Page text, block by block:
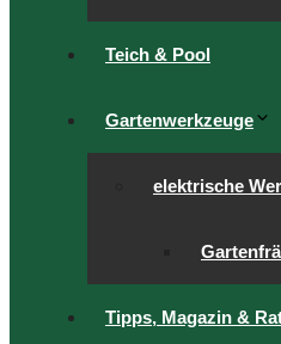
Teich & Pool
Gartenwerkzeuge
elektrische
Tipps, Magazin &